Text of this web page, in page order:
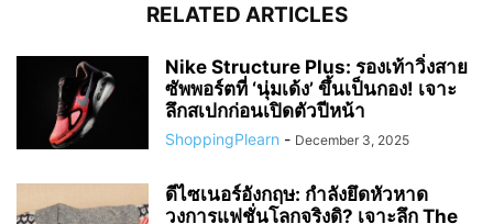
RELATED ARTICLES
Nike Structure Plus: รองเท้าวิ่งสาย
ซัพพอร์ตที่ ‘นุ่มเด้ง’ ขึ้นเป็นกอง! เจาะ
ลึกสเปกก่อนเปิดตัวปีหน้า
ShoppingPlearn - December 3, 2025
ดีไซเนอร์อังกฤษ: กำลังยึดหัวหาด
วงการแฟชั่นโลกจริงดิ? เจาะลึก The